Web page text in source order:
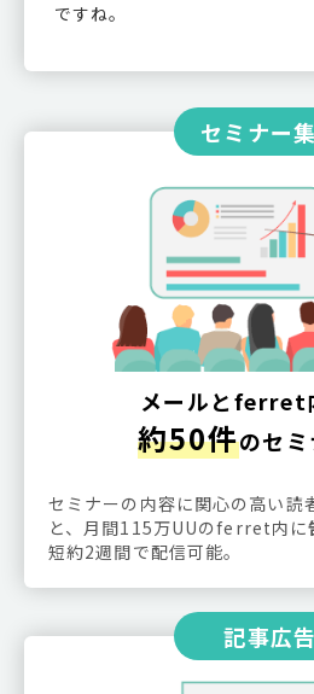
ですね。
セミナー
メールとferret
約50件のセ
セミナーの内容に関心の高い読
と、月間115万UUのferret内に
短約2週間で配信可能。
記事広告